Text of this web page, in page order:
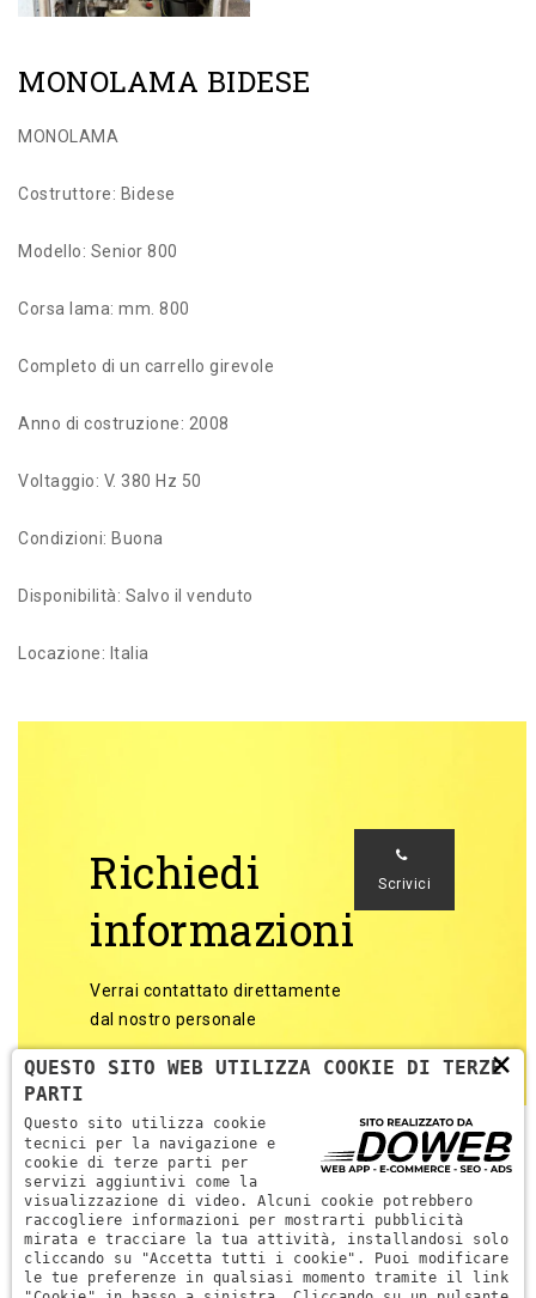
MONOLAMA BIDESE
MONOLAMA
Costruttore: Bidese
Modello: Senior 800
Corsa lama: mm. 800
Completo di un carrello girevole
Anno di costruzione: 2008
Voltaggio: V. 380 Hz 50
Condizioni: Buona
Disponibilità: Salvo il venduto
Locazione: Italia
Richiedi
informazioni
Verrai contattato direttamente
dal nostro personale
Scrivici
Torna alle categorie
×
QUESTO SITO WEB UTILIZZA COOKIE DI TERZE
PARTI
Questo sito utilizza cookie
tecnici per la navigazione e
cookie di terze parti per
servizi aggiuntivi come la
visualizzazione di video. Alcuni cookie potrebbero
raccogliere informazioni per mostrarti pubblicità
mirata e tracciare la tua attività, installandosi solo
cliccando su "Accetta tutti i cookie". Puoi modificare
le tue preferenze in qualsiasi momento tramite il link